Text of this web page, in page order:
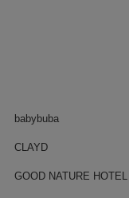
babybuba
CLAYD
GOOD NATURE HOTEL